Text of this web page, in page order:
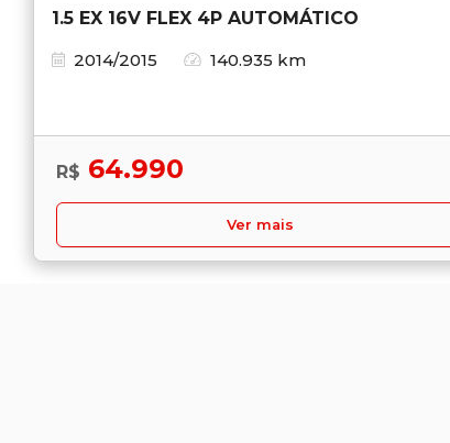
1.5 EX 16V FLEX 4P AUTOMÁTICO
2014/2015
140.935 km
R$ 64.990
Ver mais